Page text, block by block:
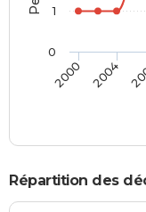
2000 2004
0
1
Répartition des